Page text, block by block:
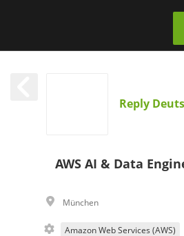
Reply
AWS AI & Data
München
Amazon Web Services (AWS)